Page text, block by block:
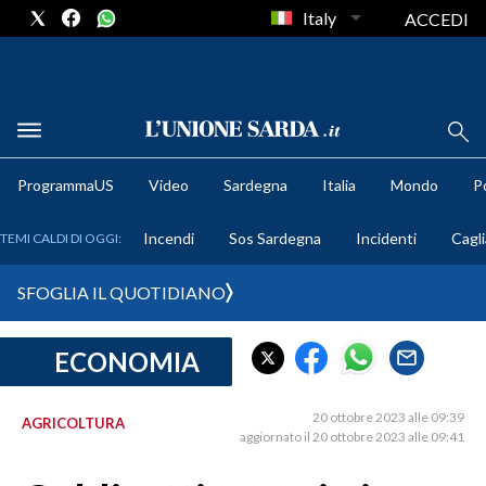
METEO
CRONACA SARDEGNA
PROVINCIA DI CAGLIARI
Italy ACCEDI
ProgrammaUS Video Sardegna Italia Mondo
TEMI CALDI DI OGGI: Incendi Sos Sardegna Incidenti
SFOGLIA IL QUOTIDIANO
ECONOMIA
AGRICOLTURA
20 ottobre 2023 alle 09:39
aggiornato il 20 ottobre 2023 alle 09:41